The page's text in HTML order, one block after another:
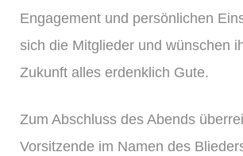
Engagement und persönlichen
sich die Mitglieder und wünschen
Zukunft alles erdenklich Gute.
Zum Abschluss des Abends
Vorsitzende im Namen des